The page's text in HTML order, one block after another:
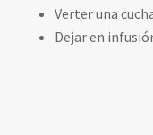
Verter una
Dejar en